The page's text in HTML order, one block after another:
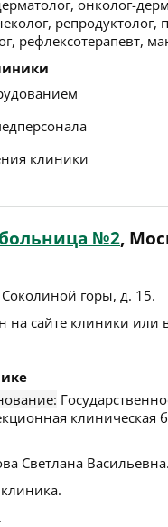
онколог-
рефлексотерапевт,
клиники
№2,
Соколиной горы, д. 15.
на сайте клиники или
клиническая
Светлана Васильевна.